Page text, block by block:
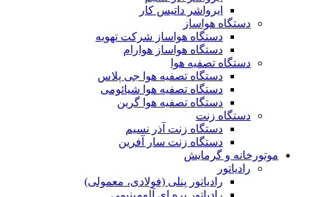
ایرواشر داتیس کار
دستگاه هواساز
دستگاه هواساز شرکت تهویه
دستگاه هواساز هوارام
دستگاه تصفیه هوا
دستگاه تصفیه هوا جی پلاس
دستگاه تصفیه هوا شیائومی
دستگاه تصفیه هوا گرین
دستگاه زنت
دستگاه زنت آذر نسیم
دستگاه زنت سار آفرین
موتورخانه و گرمایش
رادیاتور
رادیاتور پنلی (فولادی، معمولی)
رادیاتور پره ای آلومینیمی